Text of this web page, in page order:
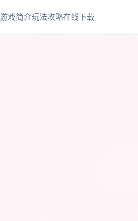
游戏简介玩法攻略在线下载